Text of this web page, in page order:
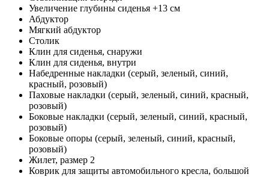
Увеличение глубины сиденья +13 см
Абдуктор
Мягкий абдуктор
Столик
Клин для сиденья, снаружи
Клин для сиденья, внутри
Набедренные накладки (серый, зеленый, синий,
красный, розовый)
Паховые накладки (серый, зеленый, синий, красный,
розовый)
Боковые накладки (серый, зеленый, синий, красный,
розовый)
Боковые опоры (серый, зеленый, синий, красный,
розовый)
Жилет, размер 2
Коврик для защиты автомобильного кресла, большой